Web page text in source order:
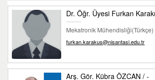
Dr. Öğr. Üyesi Furkan
Mekatronik Mühendisliği(Türkçe)
furkan.karakus@nisantasi.edu.tr
Arş. Gör. Kübra ÖZCAN / -